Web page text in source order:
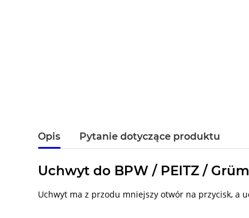
Opis Pytanie dotyczące produktu
Uchwyt do BPW / PEITZ /
Uchwyt ma z przodu mniejszy otwór na przycisk, a